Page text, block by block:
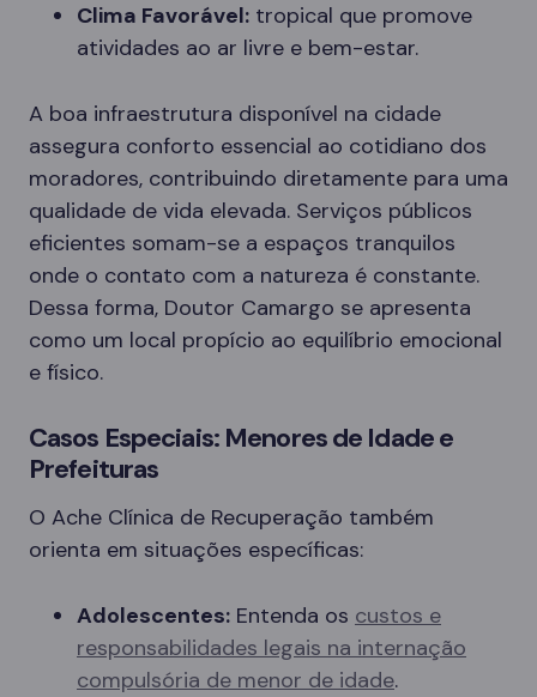
Clima Favorável: tropical que promove
atividades ao ar livre e bem-estar.
A boa infraestrutura disponível na cidade
assegura conforto essencial ao cotidiano dos
moradores, contribuindo diretamente para uma
qualidade de vida elevada. Serviços públicos
eficientes somam-se a espaços tranquilos
onde o contato com a natureza é constante.
Dessa forma, Doutor Camargo se apresenta
como um local propício ao equilíbrio emocional
e físico.
Casos Especiais: Menores de Idade e
Prefeituras
O Ache Clínica de Recuperação também
orienta em situações específicas:
Adolescentes: Entenda os custos e
responsabilidades legais na internação
compulsória de menor de idade.